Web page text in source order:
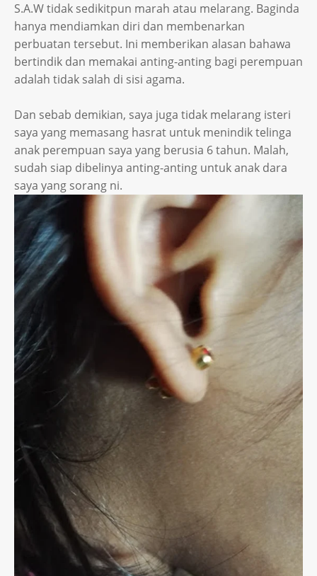
S.A.W tidak sedikitpun marah atau melarang. Baginda
hanya mendiamkan diri dan membenarkan
perbuatan tersebut. Ini memberikan alasan bahawa
bertindik dan memakai anting-anting bagi perempuan
adalah tidak salah di sisi agama.
Dan sebab demikian, saya juga tidak melarang isteri
saya yang memasang hasrat untuk menindik telinga
anak perempuan saya yang berusia 6 tahun. Malah,
sudah siap dibelinya anting-anting untuk anak dara
saya yang sorang ni.